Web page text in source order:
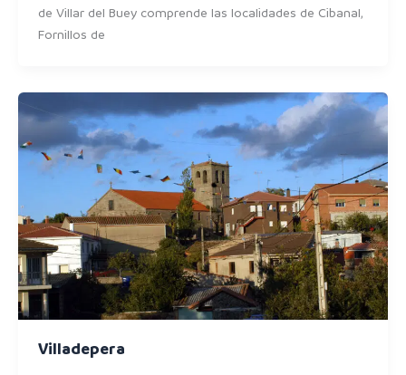
de Villar del Buey comprende las localidades de Cibanal,
Fornillos de
Villadepera